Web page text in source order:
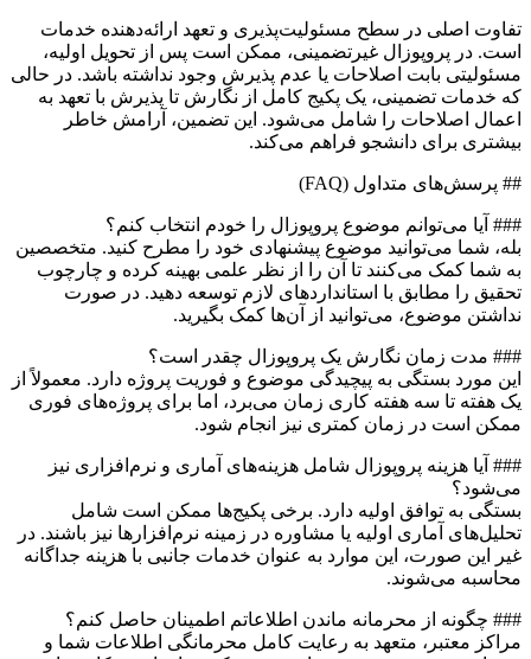
تفاوت اصلی در سطح مسئولیت‌پذیری و تعهد ارائه‌دهنده خدمات
است. در پروپوزال غیرتضمینی، ممکن است پس از تحویل اولیه،
مسئولیتی بابت اصلاحات یا عدم پذیرش وجود نداشته باشد. در حالی
که خدمات تضمینی، یک پکیج کامل از نگارش تا پذیرش با تعهد به
اعمال اصلاحات را شامل می‌شود. این تضمین، آرامش خاطر
بیشتری برای دانشجو فراهم می‌کند.
## پرسش‌های متداول (FAQ)
### آیا می‌توانم موضوع پروپوزال را خودم انتخاب کنم؟
بله، شما می‌توانید موضوع پیشنهادی خود را مطرح کنید. متخصصین
به شما کمک می‌کنند تا آن را از نظر علمی بهینه کرده و چارچوب
تحقیق را مطابق با استانداردهای لازم توسعه دهید. در صورت
نداشتن موضوع، می‌توانید از آن‌ها کمک بگیرید.
### مدت زمان نگارش یک پروپوزال چقدر است؟
این مورد بستگی به پیچیدگی موضوع و فوریت پروژه دارد. معمولاً از
یک هفته تا سه هفته کاری زمان می‌برد، اما برای پروژه‌های فوری
ممکن است در زمان کمتری نیز انجام شود.
### آیا هزینه پروپوزال شامل هزینه‌های آماری و نرم‌افزاری نیز
می‌شود؟
بستگی به توافق اولیه دارد. برخی پکیج‌ها ممکن است شامل
تحلیل‌های آماری اولیه یا مشاوره در زمینه نرم‌افزارها نیز باشند. در
غیر این صورت، این موارد به عنوان خدمات جانبی با هزینه جداگانه
محاسبه می‌شوند.
### چگونه از محرمانه ماندن اطلاعاتم اطمینان حاصل کنم؟
مراکز معتبر، متعهد به رعایت کامل محرمانگی اطلاعات شما و